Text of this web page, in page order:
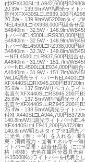
付XFX430SL□LA942,600円
20.3W・139.9lm/W非調光ライト
直付XFX430SL□LE939,100円
20.3W・139.9lm/W5200lmタイプ
NEL4500L□RX938,000円組合せ
B4840lm・32.5W・148.9lm/
トバーNEL4500L□RS938,000円
B4840lm・32.5W・148.9lm/
トバーNEL4500L□RZ938,000円
B4840lm・32.3W・149.8lm/
ーNEL4500L□LR937,500円組合
A4840lm・31.9W・151.7lm/
バーNEL4500L□LE934,000円組
A4840lm・31.9W・151.7lm/
WiLIA調光ライトバー
XFX440SL□RX945,200円
25.6W・137.5lm/Wリベコムライ
名直付XFX440SL□RS945,200円
25.6W・137.5lm/WPiPit調光ライ
名直付XFX440SL□RZ945,200円
25.4W・138.5lm/W調光ライトバ
付XFX440SL□LA944,700円
140.8lm/W非調光ライトバー
XFX440SL□LE941,200円A3720lm
140.8lm/W明るさタイプ※1調光
に光色（例：⇒N）を入れる〉希
束・消費電力・固有エネルギー
イトバー品番・組合せ品名〈□
格（税抜）光色在庫区分器具光
※15000Kのライトバーを代表と